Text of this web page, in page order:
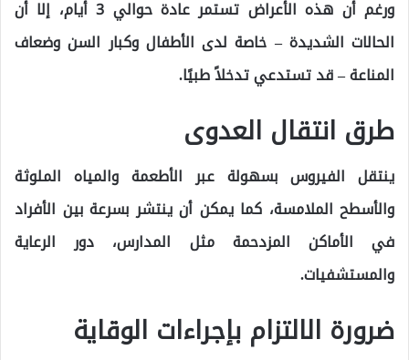
ورغم أن هذه الأعراض تستمر عادة حوالي 3 أيام، إلا أن
الحالات الشديدة – خاصة لدى الأطفال وكبار السن وضعاف
المناعة – قد تستدعي تدخلاً طبيًا.
طرق انتقال العدوى
ينتقل الفيروس بسهولة عبر الأطعمة والمياه الملوثة
والأسطح الملامسة، كما يمكن أن ينتشر بسرعة بين الأفراد
في الأماكن المزدحمة مثل المدارس، دور الرعاية
والمستشفيات.
ضرورة الالتزام بإجراءات الوقاية